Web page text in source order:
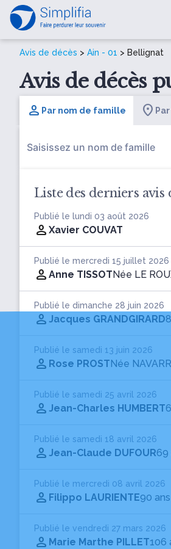
Avis de décès > Ain - 01 > Bellignat
Avis de décès
Par nom de famille
Liste des derniers avis
Publié le lundi 03 août 2026
Xavier COUVAT
Publié le mercredi 15 juillet 2026
Anne TISSOTNée LE
Publié le dimanche 28 juin 2026
Jacques GRANDGIRARD
Publié le samedi 13 juin 2026
Rose PROSTNée
Publié le samedi 25 avril 2026
Jean-Charles HUMBERT
Publié le samedi 18 avril 2026
Jean-Claude DUFOUR69
Publié le mercredi 08 avril 2026
Filippo LAURIENTE90 ans
Publié le vendredi 27 mars 2026
Marie Marthe PILLET106